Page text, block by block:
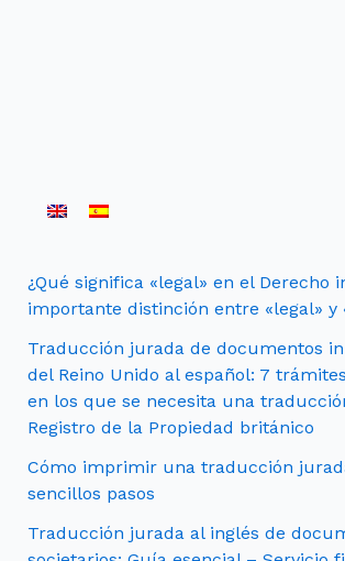
¿Qué significa «legal» en el Derecho
importante distinción entre «legal» y
Traducción jurada de documentos
del Reino Unido al español: 7
en los que se necesita una
Registro de la Propiedad británico
Cómo imprimir una traducción
sencillos pasos
Traducción jurada al inglés de